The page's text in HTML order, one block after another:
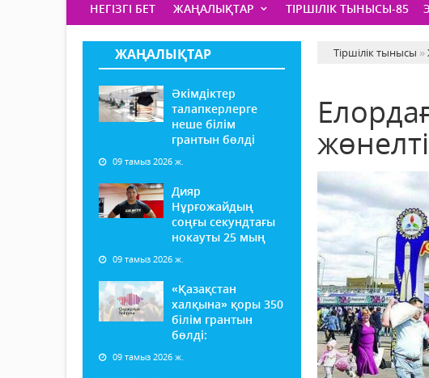
НЕГІЗГІ БЕТ ЖАҢАЛЫҚТАР ТІРШІЛІК ТЫНЫСЫ-85
ЖАҢАЛЫҚТАР
Әкімдіктер
талапкерлерге
неше білім
грантын бөлді
09 тамыз 2026 ж.
Дияр
Нұрғожайдың
соңғы секундтағы
нокауты 25 мың
09 тамыз 2026 ж.
«Қазақстан
халқына» қоры 350
білім грантын
бөлді:
09 тамыз 2026 ж.
Тіршілік тынысы »